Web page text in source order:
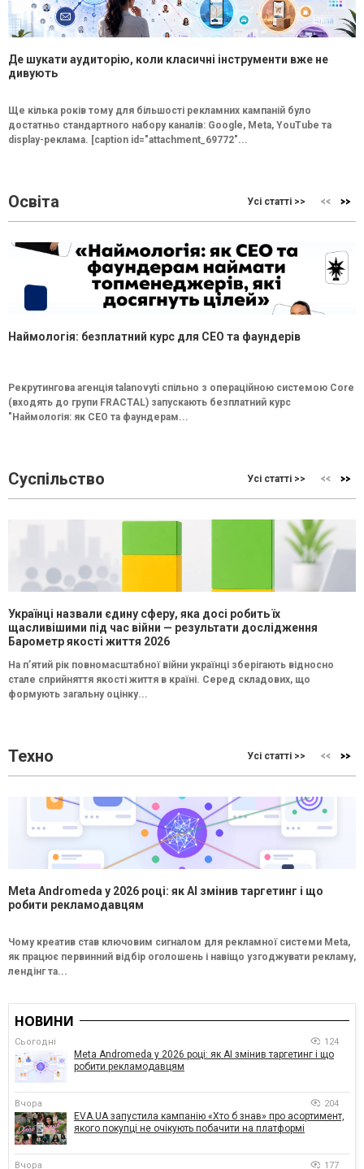
Де шукати аудиторію, коли класичні інструменти вже не
дивують
Ще кілька років тому для більшості рекламних кампаній було
достатньо стандартного набору каналів: Google, Meta, YouTube та
display-реклама. [caption id="attachment_69772"...
Освіта Усі статті >>
Наймологія: безплатний курс для CEO та фаундерів
Рекрутингова агенція talanovyti спільно з операційною системою Core
(входять до групи FRACTAL) запускають безплатний курс
"Наймологія: як СEO та фаундерам...
Суспільство Усі статті >>
Українці назвали єдину сферу, яка досі робить їх
щасливішими під час війни — результати дослідження
Барометр якості життя 2026
На п’ятий рік повномасштабної війни українці зберігають відносно
стале сприйняття якості життя в країні. Серед складових, що
формують загальну оцінку...
Техно Усі статті >>
Meta Andromeda у 2026 році: як AI змінив таргетинг і що
робити рекламодавцям
Чому креатив став ключовим сигналом для рекламної системи Meta,
як працює первинний відбір оголошень і навіщо узгоджувати рекламу,
лендінг та...
НОВИНИ
Сьогодні 124
Meta Andromeda у 2026 році: як AI змінив таргетинг і що
робити рекламодавцям
Вчора 204
EVA.UA запустила кампанію «Хто б знав» про асортимент,
якого покупці не очікують побачити на платформі
Вчора 177